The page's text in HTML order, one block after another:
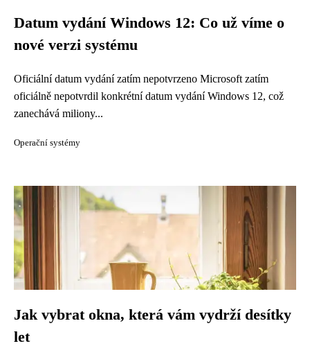
Datum vydání Windows 12: Co už víme o
nové verzi systému
Oficiální datum vydání zatím nepotvrzeno Microsoft zatím
oficiálně nepotvrdil konkrétní datum vydání Windows 12, což
zanechává miliony...
Operační systémy
Jak vybrat okna, která vám vydrží desítky
let